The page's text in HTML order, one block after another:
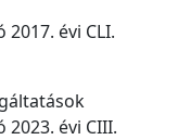
évi CLI.
évi CIII.